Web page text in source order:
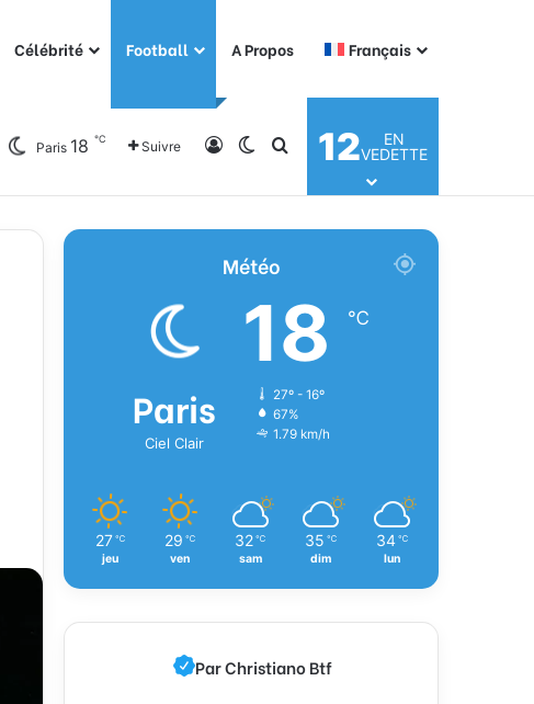
Célébrité Football A Propos Français
Paris 18 ℃ Suivre ConnexionSwitch skin
Rechercher
12
EN
VEDETTE
Météo
Paris
Ciel Clair
18 ℃
27º - 16º
67%
1.79 km/h
27 ℃
jeu
29 ℃
ven
32 ℃
sam
35 ℃
dim
34 ℃
lun
Par Christiano Btf